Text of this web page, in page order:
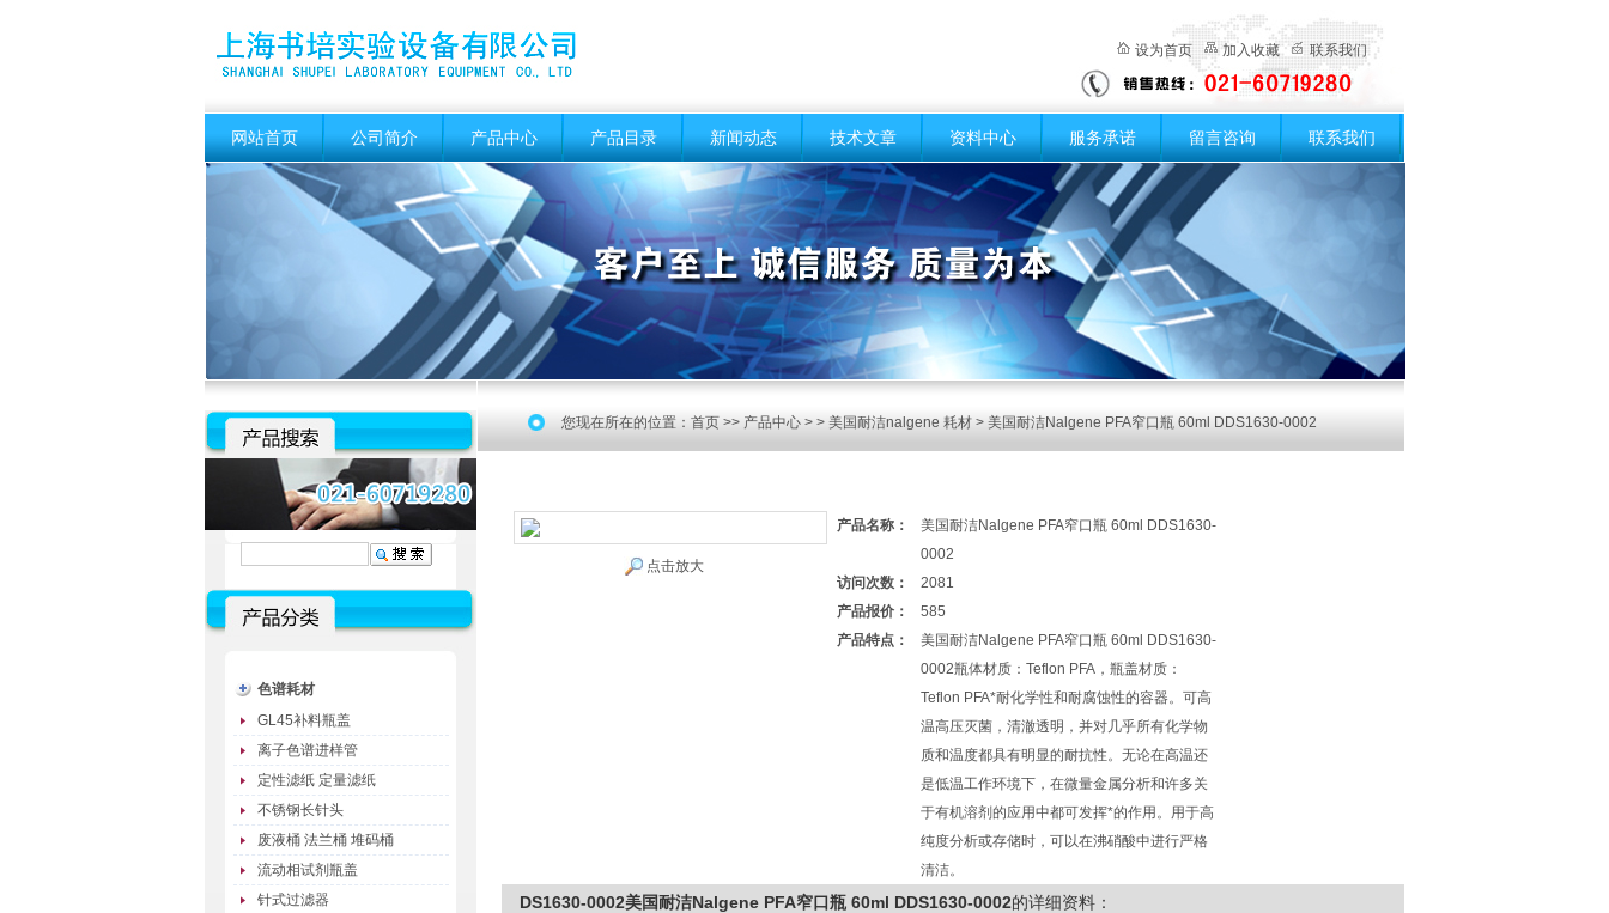
设为首页 加入收藏 联系我们
网站首页 公司简介 产品中心 产品目录 新闻动态 技术文章 资料中心 服务承诺 留言咨询 联系我们
色谱耗材
GL45补料瓶盖
离子色谱进样管
定性滤纸 定量滤纸
不锈钢长针头
废液桶 法兰桶 堆码桶
流动相试剂瓶盖
针式过滤器
您现在所在的位置： 首页 >> 产品中心 > > 美国耐洁nalgene 耗材 > 美国耐洁Nalgene PFA窄口瓶 60ml DDS1630-0002
点击放大
产品名称：
美国耐洁Nalgene PFA窄口瓶 60ml DDS1630-
0002
访问次数：
2081
产品报价：
585
产品特点：
美国耐洁Nalgene PFA窄口瓶 60ml DDS1630-
0002瓶体材质：Teflon PFA，瓶盖材质：
Teflon PFA*耐化学性和耐腐蚀性的容器。可高
温高压灭菌，清澈透明，并对几乎所有化学物
质和温度都具有明显的耐抗性。无论在高温还
是低温工作环境下，在微量金属分析和许多关
于有机溶剂的应用中都可发挥*的作用。用于高
纯度分析或存储时，可以在沸硝酸中进行严格
清洁。
DS1630-0002美国耐洁Nalgene PFA窄口瓶 60ml DDS1630-0002的详细资料：